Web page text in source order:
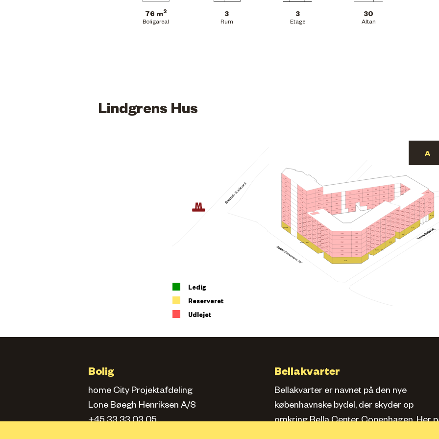
76 m2
Boligareal
3
Rum
3
Etage
30
Altan
Lindgrens Hus
96
95
94
93
90
9
89
88
86
85
84
83
82
81
80
79
78
77
76
75
74
73
72
71
70
7
69
68
67
66
65
64
63
62
61
60
59
5
4
37
36
35
34
33 32
31
3
29 28
27 26
25 24
230
23
229
228
227
226
225
224
223
222
221
220
22
219
218
217
216
215
214
213
212
211
210
21
209
208
207
206
205
204
203
202
201
200
20
2
199
198
197
196
195
194
193
192
191
190
188
187
186
185
184
183
182
181
180
18
179
178
177
176
175
174
173
172
171
170
17
169
168
167
166
165
164
163
162
161
160
159
158
157
156
155
154
153
152
151
150
15
149
148
147
146
145
144
143
142
141
140
139
138
137
136
135
134
133
132
131
130
13
129
128
127
126
125
124
123
122
121
120
119
118
117
116
115
114
113
112
111
11
106
105
104
1
Café
Føtex / Netto
Føtex / Netto
L.01
L.05
L.08
L.09
Apotek
Ledig
Reserveret
Udlejet
Bolig
home City Projektafdeling
Lone Bøegh Henriksen A/S
+45 33 33 03 05
Bellakvarter
Bellakvarter er navnet på den nye
københavnske bydel, der skyder op
omkring Bella Center Copenhagen. Her